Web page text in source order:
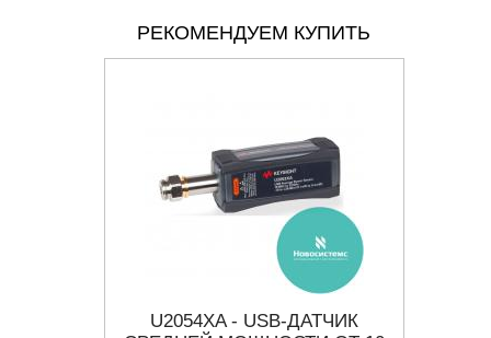
РЕКОМЕНДУЕМ КУПИТЬ
U2054XA - USB-ДАТЧИК